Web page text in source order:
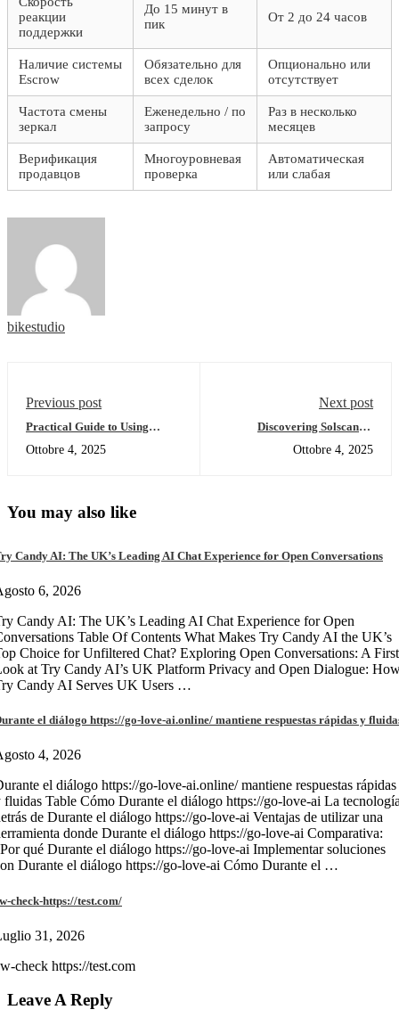
реакции
поддержки
До 15 минут в
пик
От 2 до 24 часов
Наличие системы
Escrow
Обязательно для
всех сделок
Опционально или
отсутствует
Частота смены
зеркал
Еженедельно / по
запросу
Раз в несколько
месяцев
Верификация
продавцов
Многоуровневая
проверка
Автоматическая
или слабая
bikestudio
Previous post
Practical Guide to Using
Scanner
Ottobre 4, 2025
Next post
Discovering Solscan: A
Crypto Traders
Ottobre 4, 2025
You may also like
Candy AI: The UK’s Leading AI Chat Experience for Open Conversations
6, 2026
Candy AI: The UK’s Leading AI Chat Experience for Open
Table Of Contents What Makes Try Candy AI the UK’s
Choice for Unfiltered Chat? Exploring Open Conversations: A First
at Try Candy AI’s UK Platform Privacy and Open Dialogue:
Candy AI Serves UK Users …
el diálogo https://go-love-ai.online/ mantiene respuestas rápidas y
4, 2026
el diálogo https://go-love-ai.online/ mantiene respuestas rápidas
fluidas Table Cómo Durante el diálogo https://go-love-ai La
de Durante el diálogo https://go-love-ai Ventajas de utilizar una
donde Durante el diálogo https://go-love-ai Comparativa:
qué Durante el diálogo https://go-love-ai Implementar soluciones
Durante el diálogo https://go-love-ai Cómo Durante el …
check-https://test.com/
31, 2026
check https://test.com
Leave A Reply